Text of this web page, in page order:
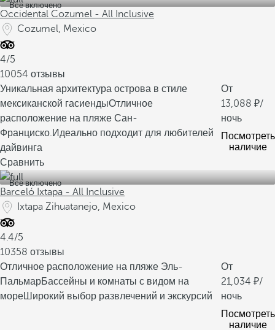
Все включено
Occidental Cozumel - All Inclusive
Cozumel, Mexico
4/5
10054 отзывы
Уникальная архитектура острова в стиле
мексиканской гасиендыОтличное
расположение на пляже Сан-
Франциско.Идеально подходит для любителей
дайвинга
От
13,088
/
ночь
Посмотреть
наличие
Сравнить
Все включено
Barceló Ixtapa - All Inclusive
Ixtapa Zihuatanejo, Mexico
4.4/5
10358 отзывы
Отличное расположение на пляже Эль-
ПальмарБассейны и комнаты с видом на
мореШирокий выбор развлечений и экскурсий
От
21,034
/
ночь
Посмотреть
наличие